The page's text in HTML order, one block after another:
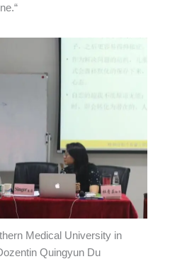
Medical University in
Quingyun Du